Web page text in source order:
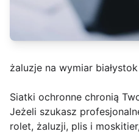
żaluzje na wymiar białystok
Siatki ochronne chronią
Jeżeli szukasz
rolet, żaluzji, plis i